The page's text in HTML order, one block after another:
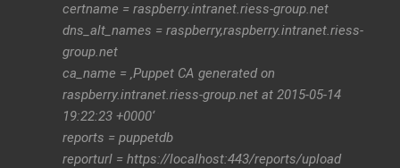
certname = raspberry.intranet.riess-group.net
dns_alt_names = raspberry,raspberry.intranet.riess-
group.net
ca_name = ‚Puppet CA generated on
raspberry.intranet.riess-group.net at 2015-05-14
19:22:23 +0000‘
reports = puppetdb
reporturl = https://localhost:443/reports/upload